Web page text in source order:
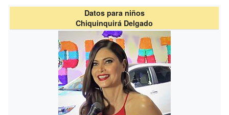
Datos para niños
Chiquinquirá Delgado